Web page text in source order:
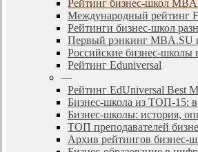
Рейтинг бизнес-школ
Международный рейтинг
Рейтинги бизнес-школ
Первый рэнкинг MBA.SU
Российские бизнес-школы
Рейтинг Eduniversal
—
Рейтинг EdUniversal Best
Бизнес-школа из ТОП-15: в
Бизнес-школы: история,
ТОП преподавателей
Архив рейтингов бизнес-